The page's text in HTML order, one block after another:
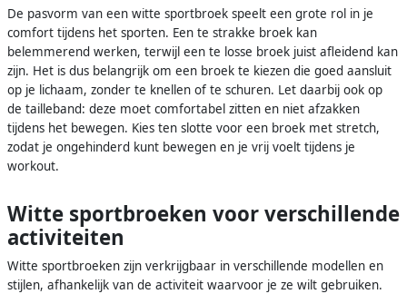
De pasvorm van een witte sportbroek speelt een grote rol in je
comfort tijdens het sporten. Een te strakke broek kan
belemmerend werken, terwijl een te losse broek juist afleidend kan
zijn. Het is dus belangrijk om een broek te kiezen die goed aansluit
op je lichaam, zonder te knellen of te schuren. Let daarbij ook op
de tailleband: deze moet comfortabel zitten en niet afzakken
tijdens het bewegen. Kies ten slotte voor een broek met stretch,
zodat je ongehinderd kunt bewegen en je vrij voelt tijdens je
workout.
Witte sportbroeken voor verschillende
activiteiten
Witte sportbroeken zijn verkrijgbaar in verschillende modellen en
stijlen, afhankelijk van de activiteit waarvoor je ze wilt gebruiken.